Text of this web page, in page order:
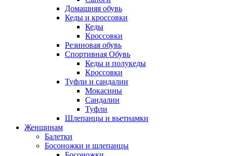
Домашняя обувь
Кеды и кроссовки
Кеды
Кроссовки
Резиновая обувь
Спортивная Обувь
Кеды и полукеды
Кроссовки
Туфли и сандалии
Мокасины
Сандалии
Туфли
Шлепанцы и вьетнамки
Женщинам
Балетки
Босоножки и шлепанцы